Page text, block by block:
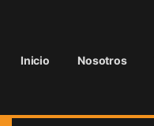
Inicio Nosotros